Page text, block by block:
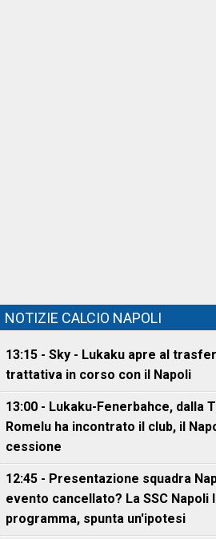
NOTIZIE CALCIO NAPOLI
13:15 - Sky - Lukaku apre al
trattativa in corso con il Napoli
13:00 - Lukaku-Fenerbahce, dalla
Romelu ha incontrato il club, il
cessione
12:45 - Presentazione squadra
evento cancellato? La SSC Napoli
programma, spunta un'ipotesi